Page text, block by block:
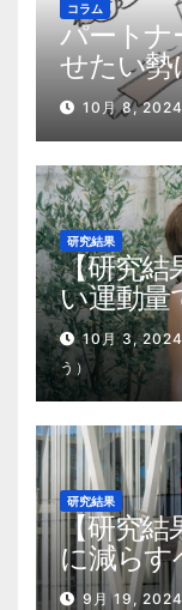
コラム
パートナ
せたい勢
肉量を
10月 8,
研究結果
【研究結
い運動量
10月 3,
う）
研究結果
【研究結
に減ら
9月 19,